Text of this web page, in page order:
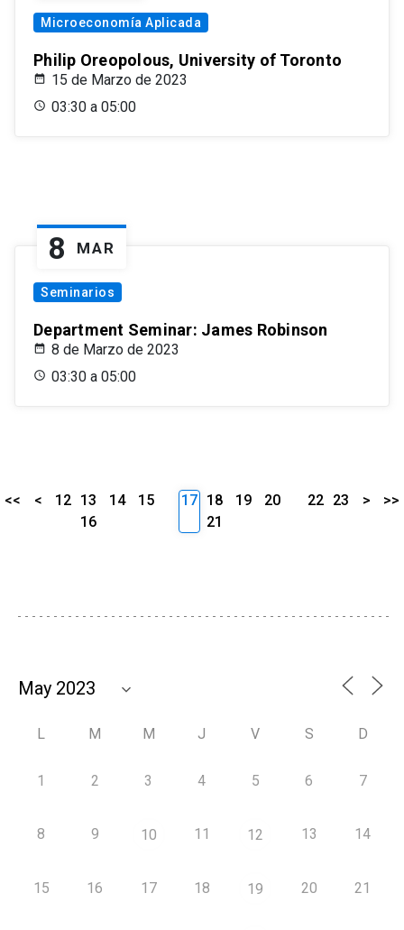
Microeconomía Aplicada
Philip Oreopolous, University of Toronto
15 de Marzo de 2023
03:30 a 05:00
8 MAR
Seminarios
Department Seminar: James Robinson
8 de Marzo de 2023
03:30 a 05:00
<< < 12 13 14
15
16
17 18 19
20
21
22 23 > >>
L M M J V S D
1 2 3 4 5 6 7
8 9 10 11 12 13 14
15 16 17 18 19 20 21